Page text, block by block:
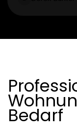
Bedarf